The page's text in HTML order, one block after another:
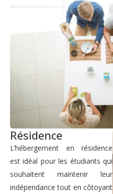
Résidence
L’hébergement en résidence
est idéal pour les étudiants qui
souhaitent maintenir leur
indépendance tout en côtoyant